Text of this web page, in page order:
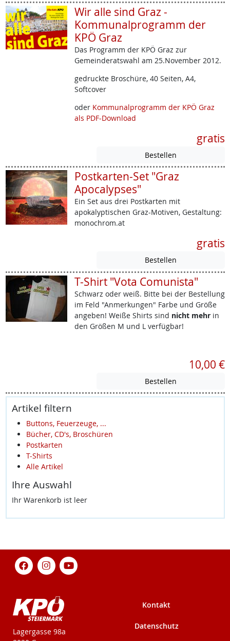
Wir alle sind Graz -
Kommunalprogramm der
KPÖ Graz
Das Programm der KPÖ Graz zur
Gemeinderatswahl am 25.November 2012.
gedruckte Broschüre, 40 Seiten, A4,
Softcover
oder Kommunalprogramm der KPÖ Graz
als PDF-Download
gratis
Postkarten-Set "Graz
Apocalypses"
Ein Set aus drei Postkarten mit
apokalyptischen Graz-Motiven, Gestaltung:
monochrom.at
gratis
T-Shirt "Vota Comunista"
Schwarz oder weiß. Bitte bei der Bestellung
im Feld "Anmerkungen" Farbe und Größe
angeben! Weiße Shirts sind nicht mehrin
den Größen M und L verfügbar!
10,00 €
Artikel filtern
Buttons, Feuerzeuge, ...
Bücher, CD's, Broschüren
Postkarten
T-Shirts
Alle Artikel
Ihre Auswahl
Ihr Warenkorb ist leer
KPÖ-Steiermark
Lagergasse 98a
Kontakt
Datenschutz